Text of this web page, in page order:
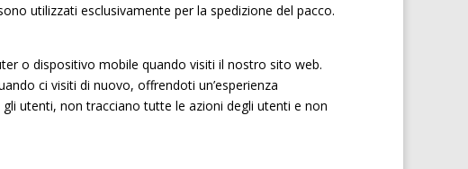
utilizzati esclusivamente per la spedizione del pacco.
o dispositivo mobile quando visiti il nostro sito web.
ci visiti di nuovo, offrendoti un’esperienza
utenti, non tracciano tutte le azioni degli utenti e non